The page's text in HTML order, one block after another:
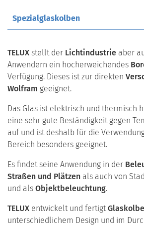
Spezialglaskolben
TELUX stellt der Lichtindustrie aber
Anwendern ein hocherweichendes
Verfügung. Dieses ist zur direkten
Wolfram geeignet.
Das Glas ist elektrisch und thermisch
eine sehr gute Beständigkeit gegen
auf und ist deshalb für die
Bereich besonders geeignet.
Es findet seine Anwendung in der
Straßen und Plätzen als auch von
und als Objektbeleuchtung.
TELUX entwickelt und fertigt
unterschiedlichem Design und im